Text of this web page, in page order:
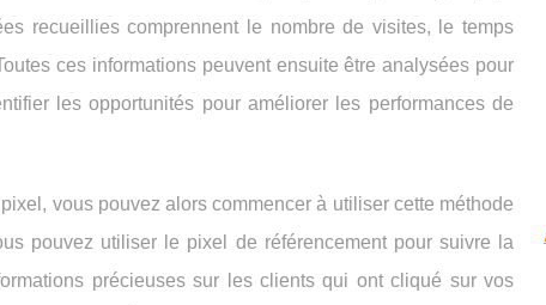
recueillies comprennent le nombre de visites, le temps
ces informations peuvent ensuite être analysées pour
les opportunités pour améliorer les performances de
vous pouvez alors commencer à utiliser cette méthode
pouvez utiliser le pixel de référencement pour suivre la
précieuses sur les clients qui ont cliqué sur vos